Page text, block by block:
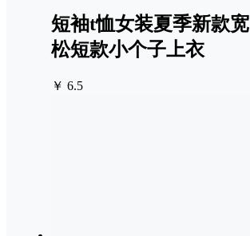
短袖t恤女装夏季新款宽
松短款小个子上衣
￥ 6.5